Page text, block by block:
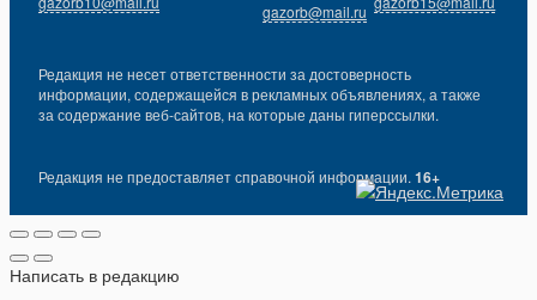
gazorb@mail.ru
Редакция не несет ответственности за достоверность
информации, содержащейся в рекламных объявлениях, а также
за содержание веб-сайтов, на которые даны гиперссылки.
Редакция не предоставляет справочной информации. 16+
Написать в редакцию